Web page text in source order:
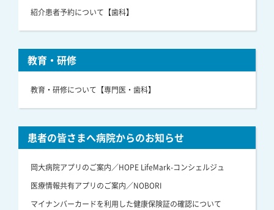
紹介患者予約について【歯科】
教育・研修
教育・研修について【専門医・歯科】
患者の皆さまへ病院からのお知らせ
岡大病院アプリのご案内／HOPE LifeMark-コンシェルジュ
医療情報共有アプリのご案内／NOBORI
マイナンバーカードを利用した健康保険証の確認について